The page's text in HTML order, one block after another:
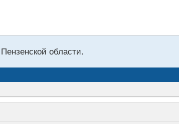
области.